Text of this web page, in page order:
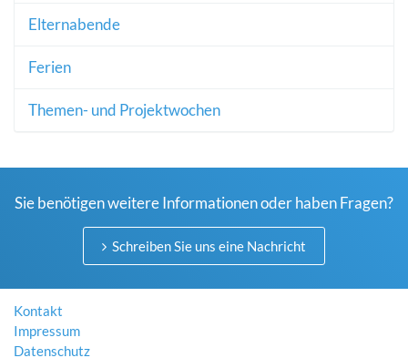
Elternabende
Ferien
Themen- und Projektwochen
Sie benötigen weitere Informationen oder haben Fragen?
Schreiben Sie uns eine Nachricht
Kontakt
Impressum
Datenschutz